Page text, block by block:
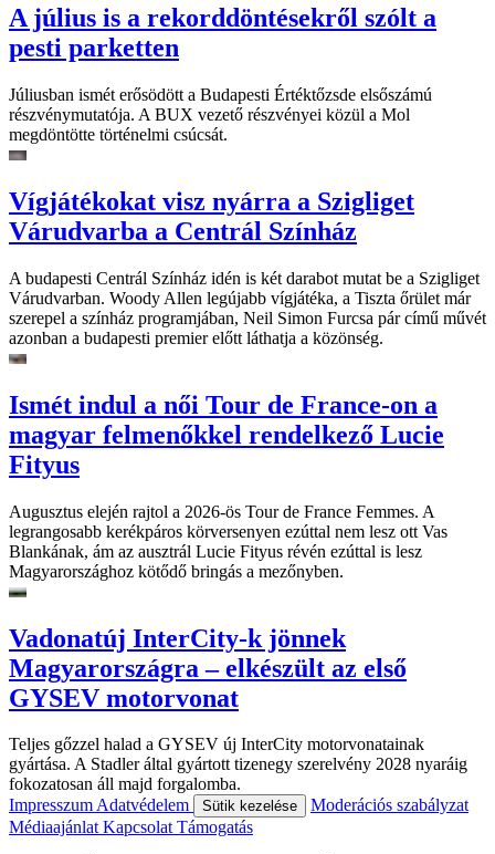
A július is a rekorddöntésekről szólt a
pesti parketten
Júliusban ismét erősödött a Budapesti Értéktőzsde elsőszámú
részvénymutatója. A BUX vezető részvényei közül a Mol
megdöntötte történelmi csúcsát.
Vígjátékokat visz nyárra a Szigliget
Várudvarba a Centrál Színház
A budapesti Centrál Színház idén is két darabot mutat be a Szigliget
Várudvarban. Woody Allen legújabb vígjátéka, a Tiszta őrület már
szerepel a színház programjában, Neil Simon Furcsa pár című művét
azonban a budapesti premier előtt láthatja a közönség.
Ismét indul a női Tour de France-on a
magyar felmenőkkel rendelkező Lucie
Fityus
Augusztus elején rajtol a 2026-ös Tour de France Femmes. A
legrangosabb kerékpáros körversenyen ezúttal nem lesz ott Vas
Blankának, ám az ausztrál Lucie Fityus révén ezúttal is lesz
Magyarországhoz kötődő bringás a mezőnyben.
Vadonatúj InterCity-k jönnek
Magyarországra – elkészült az első
GYSEV motorvonat
Teljes gőzzel halad a GYSEV új InterCity motorvonatainak
gyártása. A Stadler által gyártott tizenegy szerelvény 2028 nyaráig
fokozatosan áll majd forgalomba.
ImpresszumAdatvédelem Sütik kezelése
Moderációs szabályzat
MédiaajánlatKapcsolatTámogatás